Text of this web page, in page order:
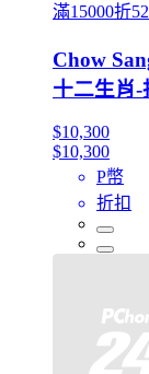
滿15000折
Chow
十二生肖-
$10,300
$10,300
P幣
折扣